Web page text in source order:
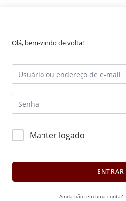
Olá, bem-vindo de volta!
Manter logado
ENTRAR
Ainda não tem uma conta?